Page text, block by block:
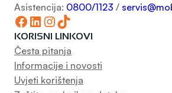
Asistencija: 0800/1123 /
Facebook LinkedIn InstagramTikTok
KORISNI LINKOVI
Česta pitanja
Informacije i novosti
Uvjeti korištenja